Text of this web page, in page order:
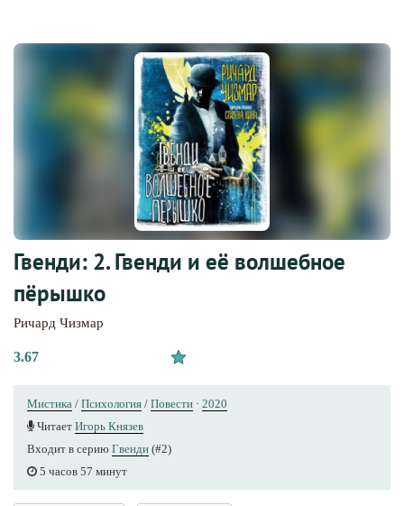
Гвенди: 2. Гвенди и её волшебное
пёрышко
Ричард Чизмар
3.67
Мистика / Психология / Повести · 2020
Читает Игорь Князев
Входит в серию Гвенди (#2)
5 часов 57 минут